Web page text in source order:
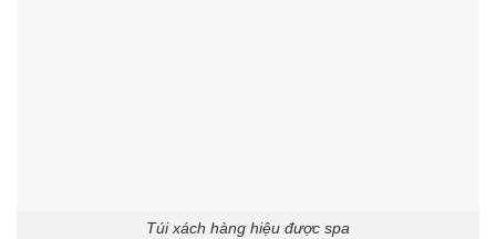
Túi xách hàng hiệu được spa